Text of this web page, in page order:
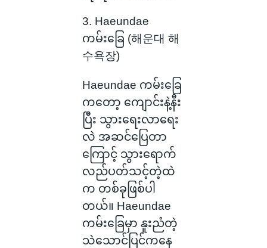
3. Haeundae
ကမ်းခြေ (해운대 해
수욕장)
Haeundae ကမ်းခြေ
ကတော့ ကျောင်းနဲ့နီး
ပြီး သွားရေးလာရေး
လဲ အဆင်ပြေတာ
ကြောင့် သွားရောက်
လည်ပတ်သင့်တဲ့ထဲ
က တစ်ခုဖြစ်ပါ
တယ်။ Haeundae
ကမ်းခြေမှာ နူးညံတဲ့
သဲသောင်ပြင်ကနေ